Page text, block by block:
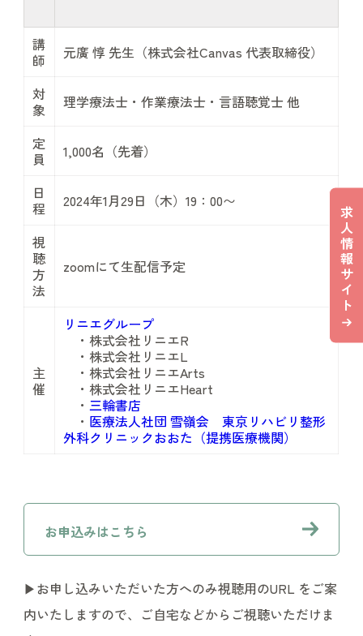
求
人
情
報
サ
イ
ト
講
師
元廣 惇 先生（株式会社Canvas 代表取締役）
対
象
理学療法士・作業療法士・言語聴覚士 他
定
員
1,000名（先着）
日
程
2024年1月29日（木）19：00〜
視
聴
方
法
zoomにて生配信予定
主
催
リニエグループ
・株式会社リニエR
・株式会社リニエL
・株式会社リニエArts
・株式会社リニエHeart
・ 三輪書店
・ 医療法人社団 雪嶺会 東京リハビリ整形
外科クリニックおおた（提携医療機関）
お申込みはこちら
▶︎お申し込みいただいた方へのみ視聴用のURL をご案
内いたしますので、ご自宅などからご視聴いただけま